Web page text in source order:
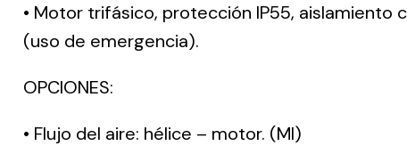
• Motor trifásico, protección IP55, aislamiento
(uso de emergencia).
OPCIONES:
• Flujo del aire: hélice – motor. (MI)